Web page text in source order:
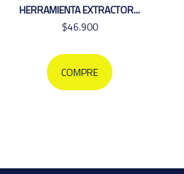
HERRAMIENTA EXTRACTOR...
$46.900
COMPRE